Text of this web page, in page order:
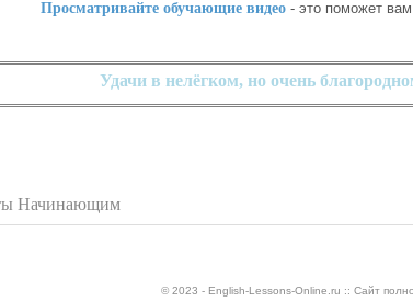
Просматривайте обучающие видео - это поможет
Удачи в нелёгком, но очень
Начинающим
© 2023 - English-Lessons-Online.ru :: Сайт